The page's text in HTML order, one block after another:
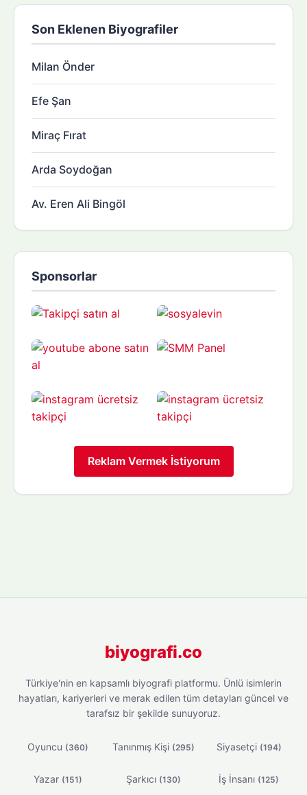
Son Eklenen Biyografiler
Milan Önder
Efe Şan
Miraç Fırat
Arda Soydoğan
Av. Eren Ali Bingöl
Sponsorlar
Reklam Vermek İstiyorum
biyografi.co
Türkiye'nin en kapsamlı biyografi platformu. Ünlü isimlerin
hayatları, kariyerleri ve merak edilen tüm detayları güncel ve
tarafsız bir şekilde sunuyoruz.
Oyuncu (360) Tanınmış Kişi (295) Siyasetçi (194)
Yazar (151) Şarkıcı (130) İş İnsanı (125)